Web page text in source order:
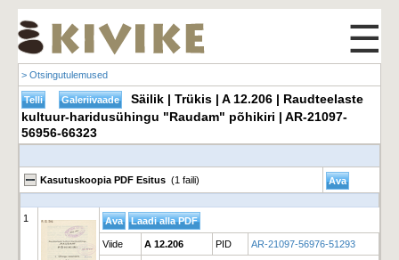
☰
> Otsingutulemused
Säilik | Trükis | A 12.206 | Raudteelaste
kultuur-haridusühingu "Raudam" põhikiri | AR-21097-
56956-66323
Kasutuskoopia PDF Esitus (1 faili)
1
Viide A 12.206 PID AR-21097-56976-51293